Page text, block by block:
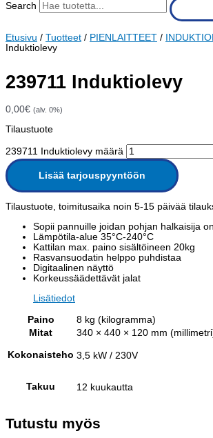
Search
Etusivu / Tuotteet / PIENLAITTEET /
Induktiolevy
239711 Induktiolevy
0,00€ (alv. 0%)
Tilaustuote
239711 Induktiolevy määrä
Lisää tarjouspyyntöön
Tilaustuote, toimitusaika noin 5-15 päivää
Sopii pannuille joidan pohjan halkaisija
Lämpötila-alue 35°C-240°C
Kattilan max. paino sisältöineen 20kg
Rasvansuodatin helppo puhdistaa
Digitaalinen näyttö
Korkeussäädettävät jalat
Lisätiedot
Paino
8 kg (kilogramma)
Mitat
340 × 440 × 120 mm
Kokonaisteho 3,5 kW / 230V
Takuu 12 kuukautta
Tutustu myös